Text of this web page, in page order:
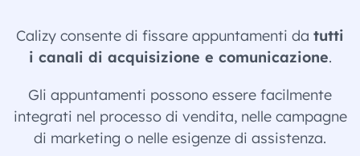
Calizy consente di fissare appuntamenti da tutti
i canali di acquisizione e comunicazione.
Gli appuntamenti possono essere facilmente
integrati nel processo di vendita, nelle campagne
di marketing o nelle esigenze di assistenza.